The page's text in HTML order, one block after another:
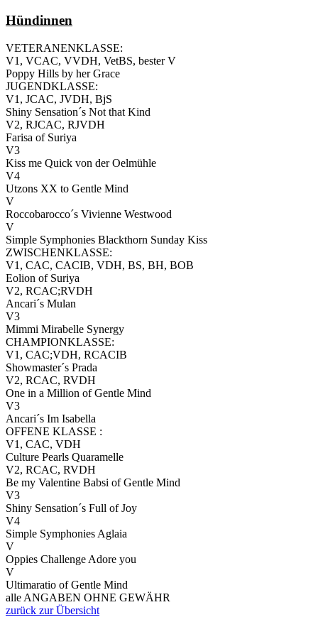
Hündinnen
VETERANENKLASSE:
V1, VCAC, VVDH, VetBS, bester V
Poppy Hills by her Grace
JUGENDKLASSE:
V1, JCAC, JVDH, BjS
Shiny Sensation´s Not that Kind
V2, RJCAC, RJVDH
Farisa of Suriya
V3
Kiss me Quick von der Oelmühle
V4
Utzons XX to Gentle Mind
V
Roccobarocco´s Vivienne Westwood
V
Simple Symphonies Blackthorn Sunday Kiss
ZWISCHENKLASSE:
V1, CAC, CACIB, VDH, BS, BH, BOB
Eolion of Suriya
V2, RCAC;RVDH
Ancari´s Mulan
V3
Mimmi Mirabelle Synergy
CHAMPIONKLASSE:
V1, CAC;VDH, RCACIB
Showmaster´s Prada
V2, RCAC, RVDH
One in a Million of Gentle Mind
V3
Ancari´s Im Isabella
OFFENE KLASSE :
V1, CAC, VDH
Culture Pearls Quaramelle
V2, RCAC, RVDH
Be my Valentine Babsi of Gentle Mind
V3
Shiny Sensation´s Full of Joy
V4
Simple Symphonies Aglaia
V
Oppies Challenge Adore you
V
Ultimaratio of Gentle Mind
alle ANGABEN OHNE GEWÄHR
zurück zur Übersicht